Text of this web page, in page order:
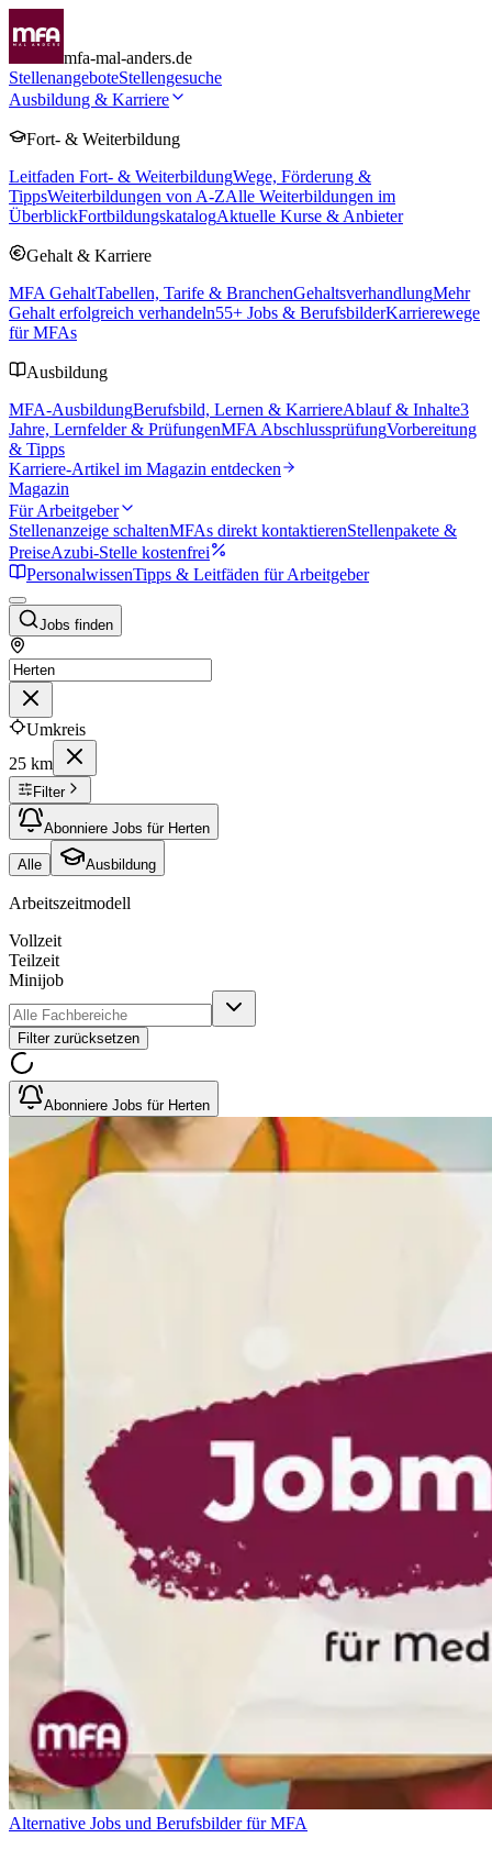
mfa-mal-anders.de
StellenangeboteStellengesuche
Ausbildung & Karriere
Fort- & Weiterbildung
Leitfaden Fort- & WeiterbildungWege, Förderung &
TippsWeiterbildungen von A-ZAlle Weiterbildungen im
ÜberblickFortbildungskatalogAktuelle Kurse & Anbieter
Gehalt & Karriere
MFA GehaltTabellen, Tarife & BranchenGehaltsverhandlungMehr
Gehalt erfolgreich verhandeln55+ Jobs & BerufsbilderKarrierewege
für MFAs
Ausbildung
MFA-AusbildungBerufsbild, Lernen & KarriereAblauf & Inhalte3
Jahre, Lernfelder & PrüfungenMFA AbschlussprüfungVorbereitung
& Tipps
Karriere-Artikel im Magazin entdecken
Magazin
Für Arbeitgeber
Stellenanzeige schaltenMFAs direkt kontaktierenStellenpakete &
PreiseAzubi-Stelle kostenfrei
PersonalwissenTipps & Leitfäden für Arbeitgeber
Jobs finden
Umkreis
25 km
Filter
Abonniere Jobs für Herten
Alle Ausbildung
Arbeitszeitmodell
Vollzeit
Teilzeit
Minijob
Filter zurücksetzen
Abonniere Jobs für Herten
Alternative Jobs und Berufsbilder für MFA